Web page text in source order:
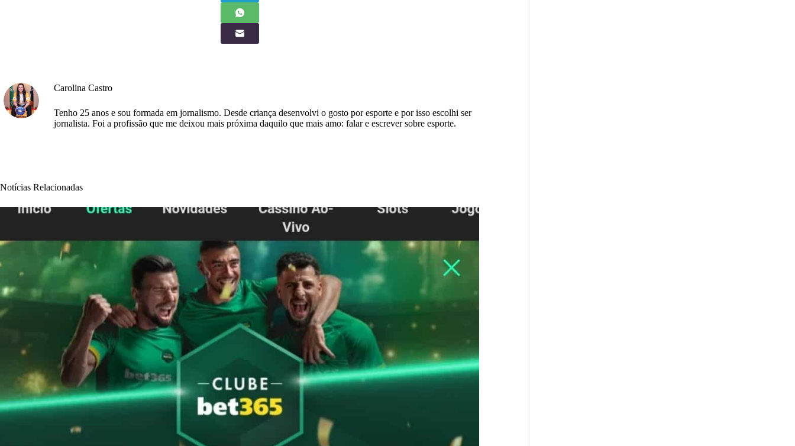
Carolina Castro
Tenho 25 anos e sou formada em jornalismo. Desde criança desenvolvi o gosto por esporte e por isso escolhi ser
jornalista. Foi a profissão que me deixou mais próxima daquilo que mais amo: falar e escrever sobre esporte.
Notícias Relacionadas